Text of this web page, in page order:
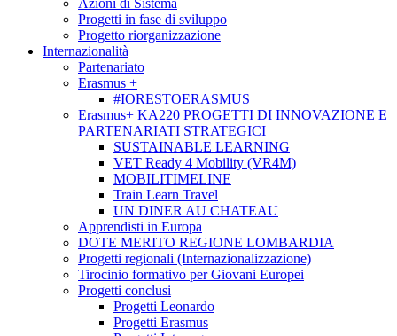
Azioni di Sistema
Progetti in fase di sviluppo
Progetto riorganizzazione
Internazionalità
Partenariato
Erasmus +
#IORESTOERASMUS
Erasmus+ KA220 PROGETTI DI INNOVAZIONE E
PARTENARIATI STRATEGICI
SUSTAINABLE LEARNING
VET Ready 4 Mobility (VR4M)
MOBILITIMELINE
Train Learn Travel
UN DINER AU CHATEAU
Apprendisti in Europa
DOTE MERITO REGIONE LOMBARDIA
Progetti regionali (Internazionalizzazione)
Tirocinio formativo per Giovani Europei
Progetti conclusi
Progetti Leonardo
Progetti Erasmus